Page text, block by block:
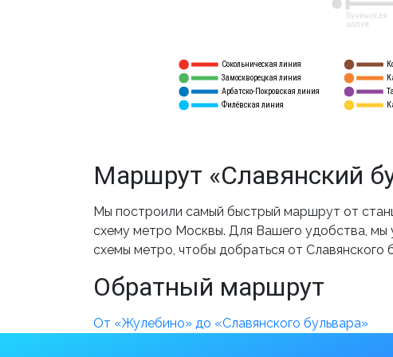
Сокольническая линия
Замоскворецкая линия
Арбатско-Покровская линия
Филёвская линия
Бунинская
аллея
Маршрут «Славянский
Мы построили самый быстрый маршрут от
схему метро Москвы. Для Вашего удобства, мы
схемы метро, чтобы добраться от Славянского
Обратный маршрут
От «Жулебино» до «Славянского бульвара»